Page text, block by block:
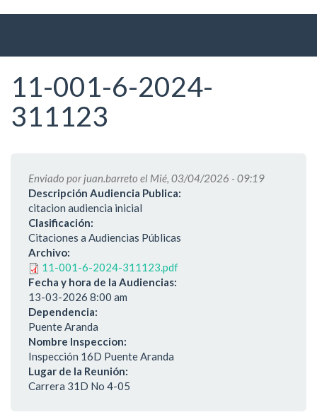
11-001-6-2024-
311123
Enviado porjuan.barreto el Mié, 03/04/2026 - 09:19
Descripción Audiencia Publica:
citacion audiencia inicial
Clasificación:
Citaciones a Audiencias Públicas
Archivo:
11-001-6-2024-311123.pdf
Fecha y hora de la Audiencias:
13-03-2026 8:00 am
Dependencia:
Puente Aranda
Nombre Inspeccion:
Inspección 16D Puente Aranda
Lugar de la Reunión:
Carrera 31D No 4-05